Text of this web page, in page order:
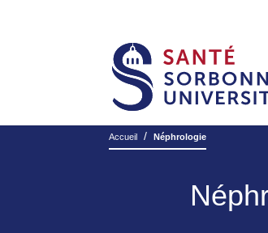
Accueil /Néphrologie